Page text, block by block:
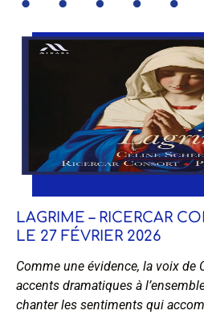
LAGRIME – RICERCAR
LE 27 FÉVRIER 2026
Comme une évidence, la voix de
accents dramatiques à
chanter les sentiments qui